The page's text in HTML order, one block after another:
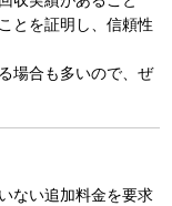
とを証明し、信頼性
場合も多いので、ぜ
ない追加料金を要求